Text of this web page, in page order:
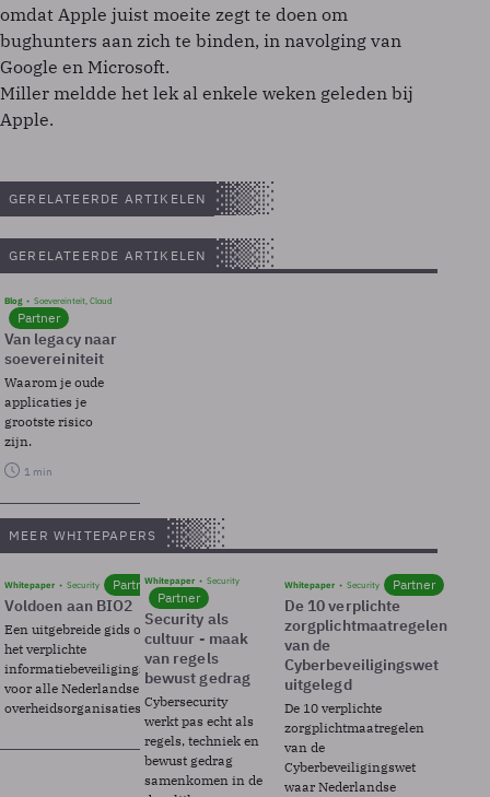
omdat Apple juist moeite zegt te doen om
bughunters aan zich te binden, in navolging van
Google en Microsoft.
Miller meldde het lek al enkele weken geleden bij
Apple.
GERELATEERDE ARTIKELEN
GERELATEERDE ARTIKELEN
Blog Soevereinteit, Cloud
Partner
Van legacy naar
soevereiniteit
Waarom je oude
applicaties je
grootste risico
zijn.
1 min
MEER WHITEPAPERS
Whitepaper Security Partner
Voldoen aan BIO2
Een uitgebreide gids over BIO2,
het verplichte
informatiebeveiligingsframework
voor alle Nederlandse
overheidsorganisaties.
Whitepaper Security
Partner
Security als
cultuur - maak
van regels
bewust gedrag
Cybersecurity
werkt pas echt als
regels, techniek en
bewust gedrag
samenkomen in de
Whitepaper Security Partner
De 10 verplichte
zorgplichtmaatregelen
van de
Cyberbeveiligingswet
uitgelegd
De 10 verplichte
zorgplichtmaatregelen
van de
Cyberbeveiligingswet
waar Nederlandse